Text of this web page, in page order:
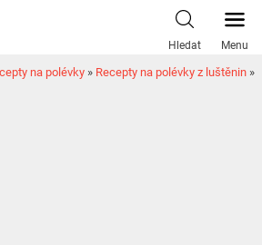
Hledat Menu
na polévky » Recepty na polévky z luštěnin »